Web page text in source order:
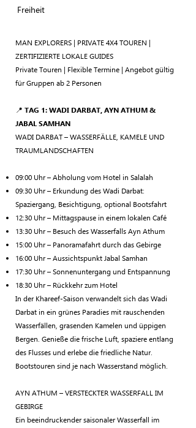
Freiheit
MAN EXPLORERS | PRIVATE 4X4 TOUREN |
ZERTIFIZIERTE LOKALE GUIDES
Private Touren | Flexible Termine | Angebot gültig
für Gruppen ab 2 Personen
📍 TAG 1: WADI DARBAT, AYN ATHUM &
JABAL SAMHAN
WADI DARBAT – WASSERFÄLLE, KAMELE UND
TRAUMLANDSCHAFTEN
09:00 Uhr – Abholung vom Hotel in Salalah
09:30 Uhr – Erkundung des Wadi Darbat:
Spaziergang, Besichtigung, optional Bootsfahrt
12:30 Uhr – Mittagspause in einem lokalen Café
13:30 Uhr – Besuch des Wasserfalls Ayn Athum
15:00 Uhr – Panoramafahrt durch das Gebirge
16:00 Uhr – Aussichtspunkt Jabal Samhan
17:30 Uhr – Sonnenuntergang und Entspannung
18:30 Uhr – Rückkehr zum Hotel
In der Khareef-Saison verwandelt sich das Wadi
Darbat in ein grünes Paradies mit rauschenden
Wasserfällen, grasenden Kamelen und üppigen
Bergen. Genieße die frische Luft, spaziere entlang
des Flusses und erlebe die friedliche Natur.
Bootstouren sind je nach Wasserstand möglich.
AYN ATHUM – VERSTECKTER WASSERFALL IM
GEBIRGE
Ein beeindruckender saisonaler Wasserfall im